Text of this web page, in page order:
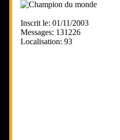
Inscrit le: 01/11/2003
Messages: 131226
Localisation: 93